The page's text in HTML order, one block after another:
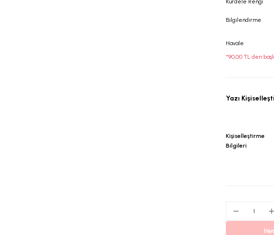
Kurdele Rengi
Bilgilendirme
Havale
*90,00 TL den
Yazı
Kişiselleştirme
Bilgileri